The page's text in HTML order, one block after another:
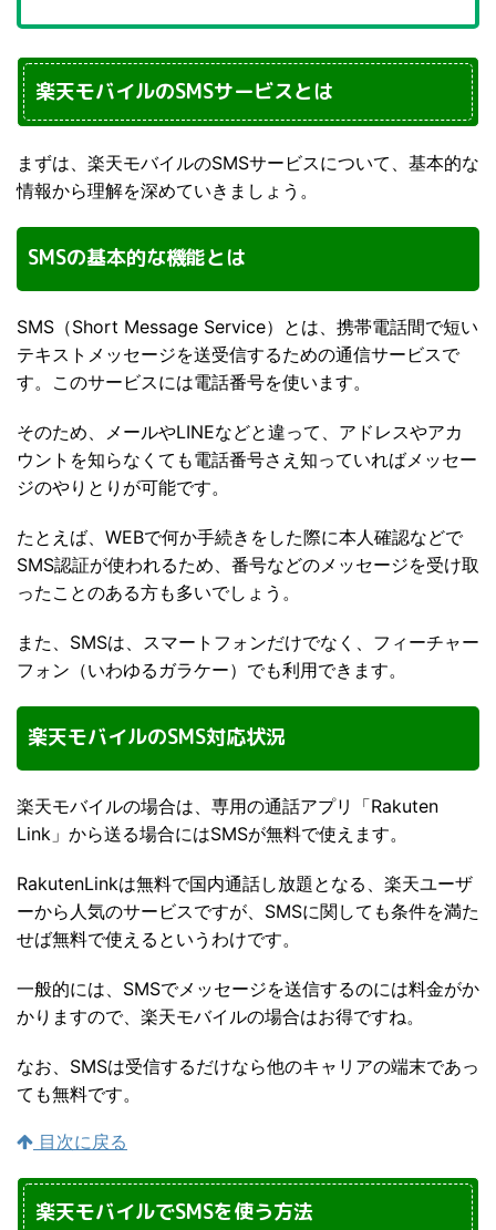
楽天モバイルのSMSサービスとは
まずは、楽天モバイルのSMSサービスについて、基本的な
情報から理解を深めていきましょう。
SMSの基本的な機能とは
SMS（Short Message Service）とは、携帯電話間で短い
テキストメッセージを送受信するための通信サービスで
す。このサービスには電話番号を使います。
そのため、メールやLINEなどと違って、アドレスやアカ
ウントを知らなくても電話番号さえ知っていればメッセー
ジのやりとりが可能です。
たとえば、WEBで何か手続きをした際に本人確認などで
SMS認証が使われるため、番号などのメッセージを受け取
ったことのある方も多いでしょう。
また、SMSは、スマートフォンだけでなく、フィーチャー
フォン（いわゆるガラケー）でも利用できます。
楽天モバイルのSMS対応状況
楽天モバイルの場合は、専用の通話アプリ「Rakuten
Link」から送る場合にはSMSが無料で使えます。
RakutenLinkは無料で国内通話し放題となる、楽天ユーザ
ーから人気のサービスですが、SMSに関しても条件を満た
せば無料で使えるというわけです。
一般的には、SMSでメッセージを送信するのには料金がか
かりますので、楽天モバイルの場合はお得ですね。
なお、SMSは受信するだけなら他のキャリアの端末であっ
ても無料です。
目次に戻る
楽天モバイルでSMSを使う方法